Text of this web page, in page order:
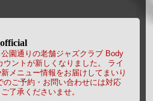
園通りの老舗ジャズクラブ Body
ントが新しくなりました。
ライ
メニュー情報をお届けしてまいり
のご予約・お問い合わせには対応
了承くださいませ。